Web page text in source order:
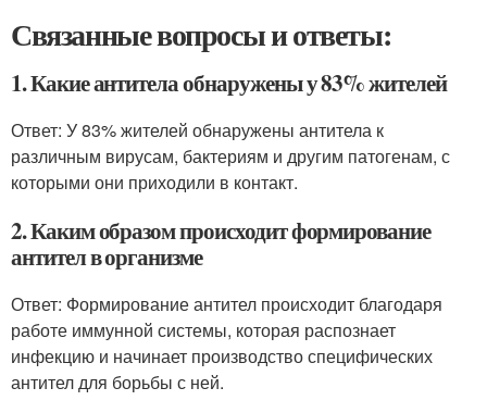
Связанные вопросы и ответы:
1. Какие антитела обнаружены у 83% жителей
Ответ: У 83% жителей обнаружены антитела к
различным вирусам, бактериям и другим патогенам, с
которыми они приходили в контакт.
2. Каким образом происходит формирование
антител в организме
Ответ: Формирование антител происходит благодаря
работе иммунной системы, которая распознает
инфекцию и начинает производство специфических
антител для борьбы с ней.